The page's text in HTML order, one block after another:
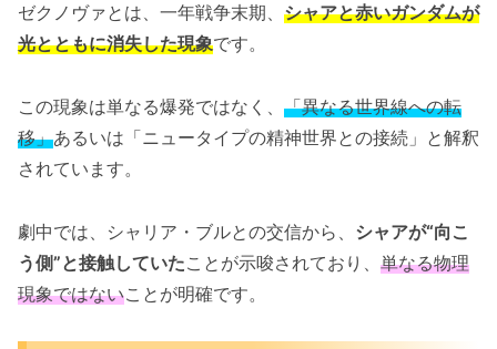
ゼクノヴァとは、一年戦争末期、 シャアと赤いガンダムが
光とともに消失した現象です。
この現象は単なる爆発ではなく、 「異なる世界線への転
移」あるいは「ニュータイプの精神世界との接続」と解釈
されています。
劇中では、シャリア・ブルとの交信から、 シャアが“向こ
う側”と接触していたことが示唆されており、 単なる物理
現象ではないことが明確です。